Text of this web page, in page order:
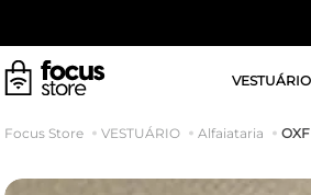
VESTUÁRIO
VESTUÁRIO Alfaiataria